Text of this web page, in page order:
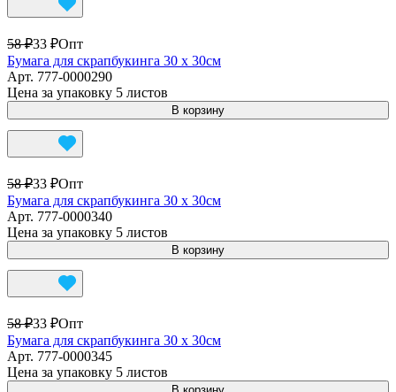
58 ₽33 ₽Опт
Бумага для скрапбукинга 30 х 30см
Арт. 777-0000290
Цена за упаковку 5 листов
В корзину
58 ₽33 ₽Опт
Бумага для скрапбукинга 30 х 30см
Арт. 777-0000340
Цена за упаковку 5 листов
В корзину
58 ₽33 ₽Опт
Бумага для скрапбукинга 30 х 30см
Арт. 777-0000345
Цена за упаковку 5 листов